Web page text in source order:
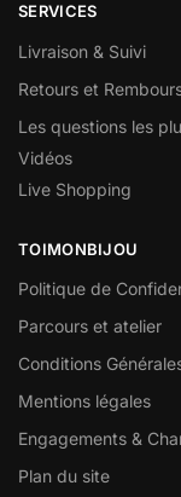
SERVICES
Livraison & Suivi
Retours et
Les questions les
Vidéos
Live Shopping
TOIMONBIJOU
Politique de
Parcours et atelier
Conditions
Mentions légales
Engagements &
Plan du site